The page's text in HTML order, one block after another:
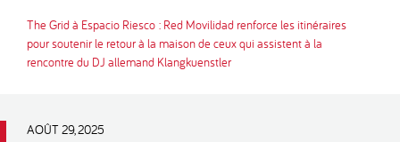
The Grid à Espacio Riesco : Red Movilidad renforce les itinéraires
pour soutenir le retour à la maison de ceux qui assistent à la
rencontre du DJ allemand Klangkuenstler
AOÛT 29, 2025